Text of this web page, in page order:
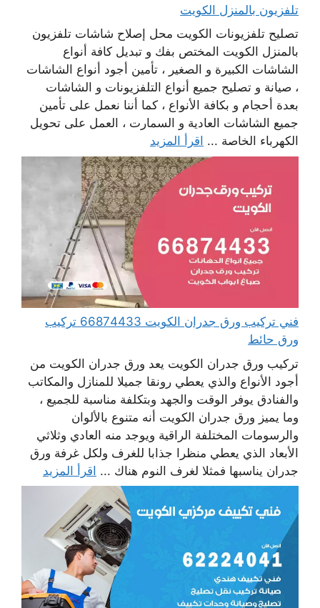
تلفزيون بالمنزل الكويت
تصليح تلفزيونات الكويت محل إصلاح شاشات تلفزيون
بالمنزل الكويت المختص بفك و تبديل كافة أنواع
الشاشات الكبيرة و الصغير ، تأمين أجود أنواع الشاشات
، صيانة و تصليح جميع أنواع التلفزيونات و الشاشات
بعدة أحجام و بكافة الأنواع ، كما أننا نعمل على تأمين
جميع الشاشات العادية و السمارت ، العمل على تحويل
الكهرباء الخاصة ... اقرأ المزيد
فني تركيب ورق جدران الكويت 66874433 تركيب
ورق حائط
تركيب ورق جدران الكويت يعد ورق جدران الكويت من
أجود الأنواع والذي يعطي رونقا جميلا للمنازل والمكاتب
والفنادق يوفر الوقت والجهد وبتكلفة مناسبة للجميع ،
وما يميز ورق جدران الكويت أنه متنوع بالألوان
والرسومات المختلفة الراقية ويوجد منه العادي وثلاثي
الأبعاد الذي يعطي منظرا جذابا للغرف ولكل غرفة ورق
جدران يناسبها فمثلا لغرف النوم هناك ... اقرأ المزيد